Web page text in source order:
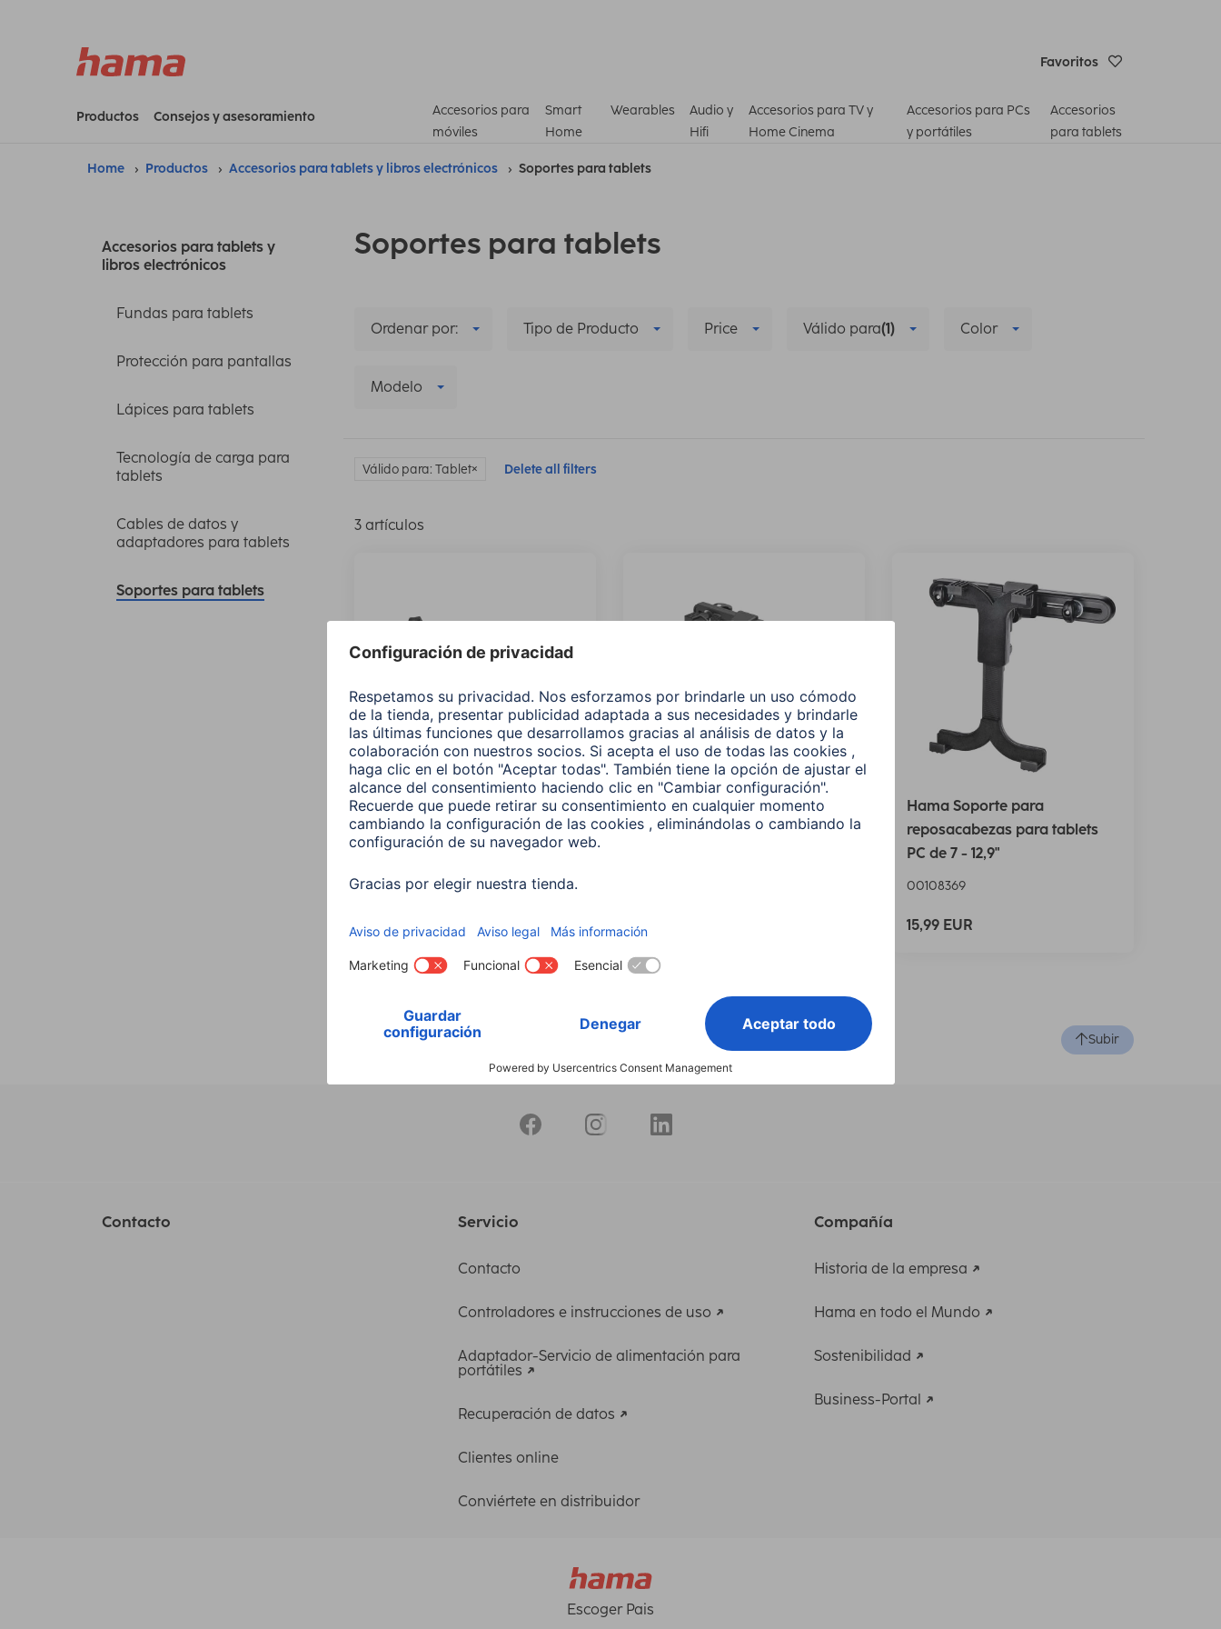
Favoritos
Productos Consejos y asesoramiento
Accesorios para
móviles
Smart
Home
Wearables
Audio y
Hifi
Accesorios para TV y
Home Cinema
Accesorios para PCs
y portátiles
Accesorios
para tablets
Home Productos Accesorios para tablets y libros electrónicos Soportes para tablets
Accesorios para tablets y
libros electrónicos
Fundas para tablets
Protección para pantallas
Lápices para tablets
Tecnología de carga para
tablets
Cables de datos y
adaptadores para tablets
Soportes para tablets
Soportes para tablets
Ordenar por: Tipo de Producto Price Válido para(1) Color
Modelo
Válido para: Tablet Delete all filters
3 artículos
Hama Soporte de pared para
tablets de 7 a 11", giratorio,
aluminio
00125121
49,99 EUR
Hama Soporte para
reposacabezas para tablets de
19,99 EUR
Hama Soporte para
reposacabezas para tablets
PC de 7 - 12,9"
00108369
15,99 EUR
Subir
Contacto Servicio
Contacto
Controladores e instrucciones de uso
Adaptador-Servicio de alimentación para
portátiles
Recuperación de datos
Clientes online
Conviértete en distribuidor
Compañía
Historia de la empresa
Hama en todo el Mundo
Sostenibilidad
Business-Portal
Escoger Pais